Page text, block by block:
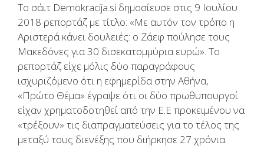
Το σάιτ Demokracija.si δημοσίευσε στις 9 Ιουλίου
2018 ρεπορτάζ με τίτλο: «Με αυτόν τον τρόπο η
Αριστερά κάνει δουλειές: ο Ζάεφ πούλησε τους
Μακεδόνες για 30 δισεκατομμύρια ευρώ». Το
ρεπορτάζ είχε μόλις δύο παραγράφους
ισχυριζόμενο ότι η εφημερίδα στην Αθήνα,
«Πρώτο Θέμα» έγραψε ότι οι δύο πρωθυπουργοί
είχαν χρηματοδοτηθεί από την Ε.Ε προκειμένου να
«τρέξουν» τις διαπραγματεύσεις για το τέλος της
μεταξύ τους διενέξης που διήρκησε 27 χρόνια.